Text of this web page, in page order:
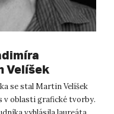
Velíšek
se stal Martin Velíšek
v oblasti grafické tvorby.